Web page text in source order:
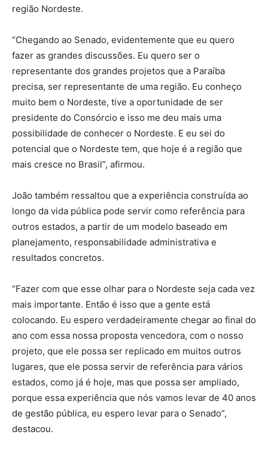
região Nordeste.
“Chegando ao Senado, evidentemente que eu quero
fazer as grandes discussões. Eu quero ser o
representante dos grandes projetos que a Paraíba
precisa, ser representante de uma região. Eu conheço
muito bem o Nordeste, tive a oportunidade de ser
presidente do Consórcio e isso me deu mais uma
possibilidade de conhecer o Nordeste. E eu sei do
potencial que o Nordeste tem, que hoje é a região que
mais cresce no Brasil”, afirmou.
João também ressaltou que a experiência construída ao
longo da vida pública pode servir como referência para
outros estados, a partir de um modelo baseado em
planejamento, responsabilidade administrativa e
resultados concretos.
“Fazer com que esse olhar para o Nordeste seja cada vez
mais importante. Então é isso que a gente está
colocando. Eu espero verdadeiramente chegar ao final do
ano com essa nossa proposta vencedora, com o nosso
projeto, que ele possa ser replicado em muitos outros
lugares, que ele possa servir de referência para vários
estados, como já é hoje, mas que possa ser ampliado,
porque essa experiência que nós vamos levar de 40 anos
de gestão pública, eu espero levar para o Senado”,
destacou.